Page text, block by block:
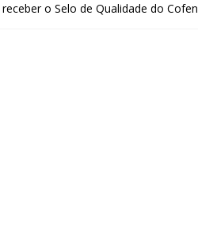
o Selo de Qualidade do Cofen